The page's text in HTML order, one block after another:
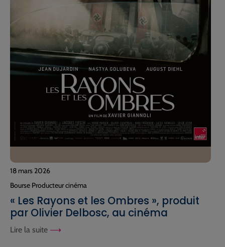
18 mars 2026
Bourse Producteur cinéma
« Les Rayons et les Ombres », produit
par Olivier Delbosc, au cinéma
Lire la suite